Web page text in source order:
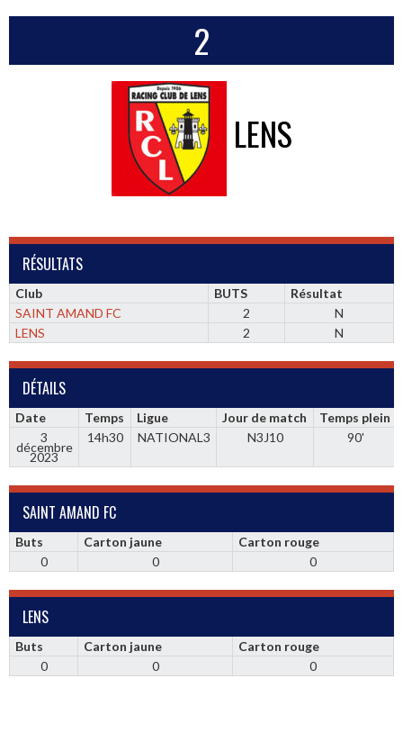
2
LENS
RÉSULTATS
Club BUTS
Résultat
SAINT AMAND FC
2
N
LENS
2 N
DÉTAILS
Date Temps Ligue Jour de match
Temps plein
3
décembre
2023
14h30 NATIONAL3 N3J10 90'
SAINT AMAND FC
Buts Carton jaune
Carton rouge
0
0 0
LENS
Buts Carton jaune
Carton rouge
0
0 0